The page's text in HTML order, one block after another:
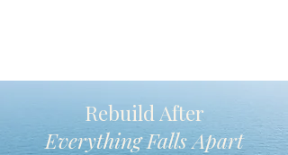
Rebuild After
Everything Falls Apart